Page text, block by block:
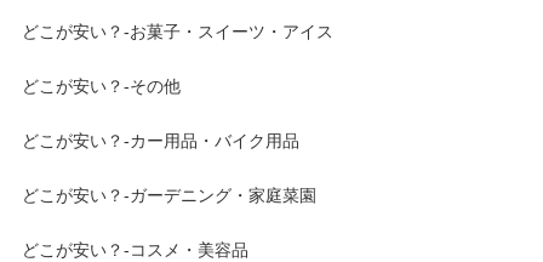
どこが安い？-お菓子・スイーツ・アイス
どこが安い？-その他
どこが安い？-カー用品・バイク用品
どこが安い？-ガーデニング・家庭菜園
どこが安い？-コスメ・美容品